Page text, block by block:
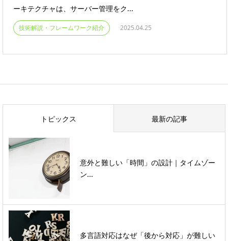
ーキテクチャは、サーバー管理をク...
技術解説・フレームワーク紹介 2025.04.25
トピックス 最新の記事
意外と難しい「時間」の設計｜タイムゾー
ン...
多言語対応はなぜ「後から対応」が難しい